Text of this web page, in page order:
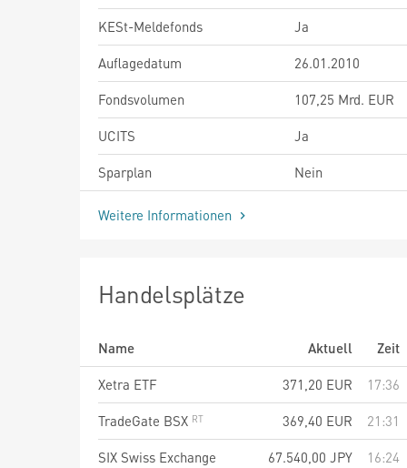
KESt-Meldefonds
Ja
Auflagedatum
26.01.2010
Fondsvolumen
107,25 Mrd. EUR
UCITS
Ja
Sparplan
Nein
Weitere Informationen
Handelsplätze
Name Aktuell
Zeit
Xetra ETF
371,20 EUR
17:36
TradeGate BSX
369,40 EUR
21:31
SIX Swiss Exchange
67.540,00 JPY
16:24